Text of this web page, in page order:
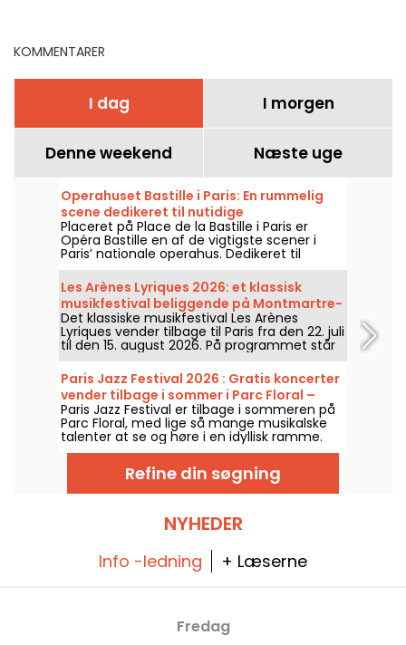
KOMMENTARER
I dag I morgen
Denne weekend Næste uge
Operahuset Bastille i Paris: En rummelig
scene dedikeret til nutidige
operaproduktioner
Placeret på Place de la Bastille i Paris er
Opéra Bastille en af de vigtigste scener i
Paris’ nationale operahus. Dedikeret til
opsætninger af operaer og
balletforestillinger året rundt. Siden
indvielsen i 1989 har den moderne bygning
tiltrukket et bredt publikum og er blevet et
centralt referencepunkt for de, der ønsker
at følge med i byens klassiske forestillinger
og koreografiske shows.
Les Arènes Lyriques 2026: et klassisk
musikfestival beliggende på Montmartre-
højen
Det klassiske musikfestival Les Arènes
Lyriques vender tilbage til Paris fra den 22. juli
til den 15. august 2026. På programmet står
ikke mindre end 16 koncerter, der afholdes i
Arènes de Montmartre, en idyllisk ramme for
at høre de store klassikere.
Paris Jazz Festival 2026 : Gratis koncerter
vender tilbage i sommer i Parc Floral –
programmet
Paris Jazz Festival er tilbage i sommeren på
Parc Floral, med lige så mange musikalske
talenter at se og høre i en idyllisk ramme.
Her er programmet for de gratis koncerter,
man kan opdage fra den 24. juni til den 6.
september 2026!Refine din søgning
NYHEDER
Info -ledning + Læserne
Fredag